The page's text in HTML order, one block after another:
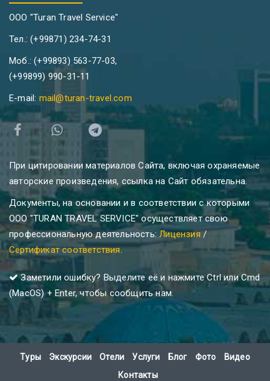
ООО "Turan Travel Service"
Тел.: (+99871) 234-74-31
Моб.: (+99893) 563-77-03,
(+99899) 990-31-11
E-mail: mail@turan-travel.com
При цитировании материалов Сайта, включая охраняемые
авторские произведения, ссылка на Сайт обязательна.
Документы, на основании и в соответствии с которыми
ООО "TURAN TRAVEL SERVICE" осуществляет свою
профессиональную деятельность:Лицензия/
Сертификат соответствия.
Заметили ошибку? Выделите её и нажмите Ctrl или Cmd
(MacOS) + Enter, чтобы сообщить нам.
Туры Экскурсии Отели Услуги Блог Фото
Видео
Контакты